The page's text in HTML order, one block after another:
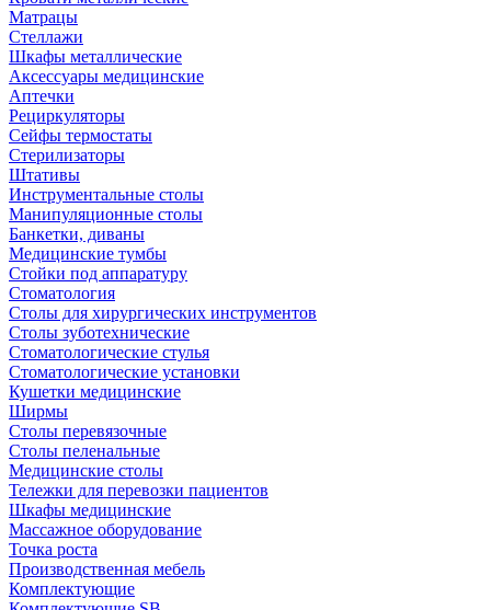
Матрацы
Стеллажи
Шкафы металлические
Аксессуары медицинские
Аптечки
Рециркуляторы
Сейфы термостаты
Стерилизаторы
Штативы
Инструментальные столы
Манипуляционные столы
Банкетки, диваны
Медицинские тумбы
Стойки под аппаратуру
Стоматология
Столы для хирургических инструментов
Столы зуботехнические
Стоматологические стулья
Стоматологические установки
Кушетки медицинские
Ширмы
Столы перевязочные
Столы пеленальные
Медицинские столы
Тележки для перевозки пациентов
Шкафы медицинские
Массажное оборудование
Точка роста
Производственная мебель
Комплектующие